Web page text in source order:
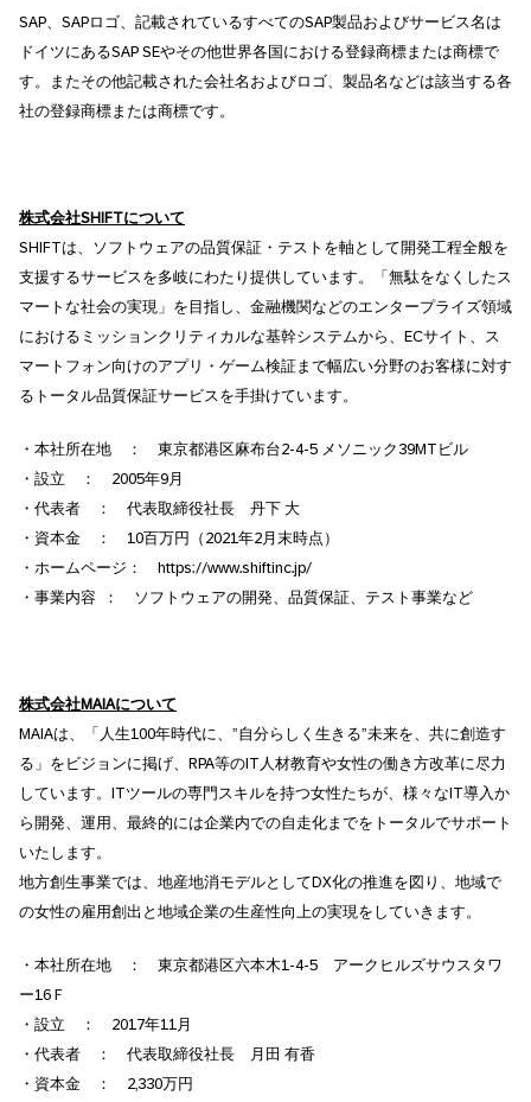
SAP、SAPロゴ、記載されているすべてのSAP製品およびサービス名は
ドイツにあるSAP SEやその他世界各国における登録商標または商標で
す。またその他記載された会社名およびロゴ、製品名などは該当する各
社の登録商標または商標です。
株式会社SHIFTについて
SHIFTは、ソフトウェアの品質保証・テストを軸として開発工程全般を
支援するサービスを多岐にわたり提供しています。「無駄をなくしたス
マートな社会の実現」を目指し、金融機関などのエンタープライズ領域
におけるミッションクリティカルな基幹システムから、ECサイト、ス
マートフォン向けのアプリ・ゲーム検証まで幅広い分野のお客様に対す
るトータル品質保証サービスを手掛けています。
・本社所在地 ： 東京都港区麻布台2-4-5 メソニック39MTビル
・設立 ： 2005年9月
・代表者 ： 代表取締役社長 丹下 大
・資本金 ： 10百万円（2021年2月末時点）
・ホームページ： https://www.shiftinc.jp/
・事業内容 ： ソフトウェアの開発、品質保証、テスト事業など
株式会社MAIAについて
MAIAは、「人生100年時代に、”自分らしく生きる”未来を、共に創造す
る」をビジョンに掲げ、RPA等のIT人材教育や女性の働き方改革に尽力
しています。ITツールの専門スキルを持つ女性たちが、様々なIT導入か
ら開発、運用、最終的には企業内での自走化までをトータルでサポート
いたします。
地方創生事業では、地産地消モデルとしてDX化の推進を図り、地域で
の女性の雇用創出と地域企業の生産性向上の実現をしていきます。
・本社所在地 ： 東京都港区六本木1-4-5 アークヒルズサウスタワ
ー16Ｆ
・設立 ： 2017年11月
・代表者 ： 代表取締役社長 月田 有香
・資本金 ： 2,330万円